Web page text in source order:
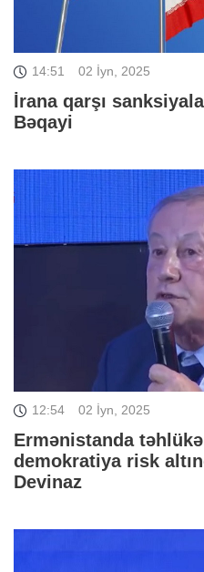
14:51 02 İyn, 2025
İrana qarşı
Bəqayi
12:54 02 İyn, 2025
Ermənistanda
demokratiya risk
Devinaz